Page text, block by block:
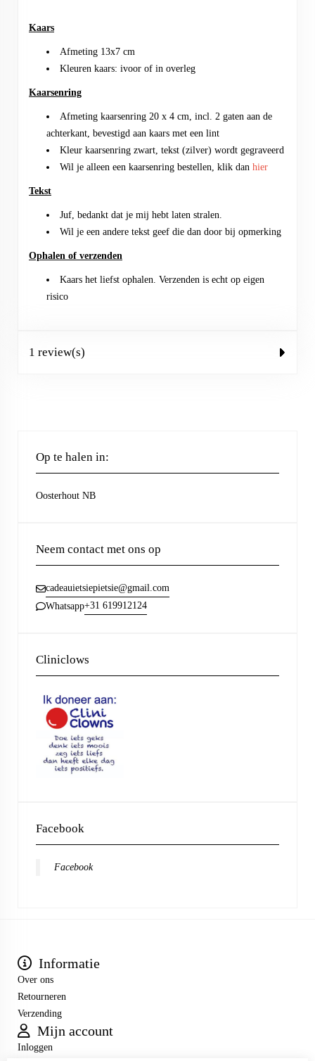
Kaars
Afmeting 13x7 cm
Kleuren kaars: ivoor of in overleg
Kaarsenring
Afmeting kaarsenring 20 x 4 cm, incl. 2 gaten aan de
achterkant, bevestigd aan kaars met een lint
Kleur kaarsenring zwart, tekst (zilver) wordt gegraveerd
Wil je alleen een kaarsenring bestellen, klik dan hier
Tekst
Juf, bedankt dat je mij hebt laten stralen.
Wil je een andere tekst geef die dan door bij opmerking
Ophalen of verzenden
Kaars het liefst ophalen. Verzenden is echt op eigen
risico
1 review(s)
Op te halen in:
Oosterhout NB
Neem contact met ons op
cadeauietsiepietsie@gmail.com
Whatsapp+31 619912124
Cliniclows
Facebook
Facebook
Informatie
Over ons
Retourneren
Verzending
Mijn account
Inloggen